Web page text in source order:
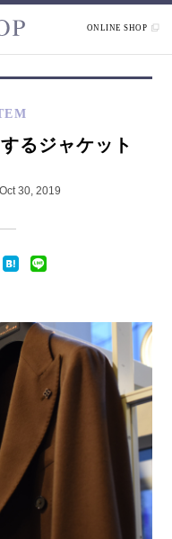
ONLINE SHOP
るジャケット
30, 2019